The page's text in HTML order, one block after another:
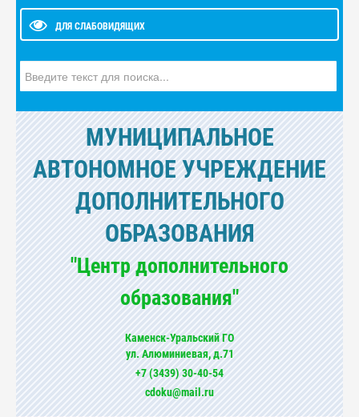
ДЛЯ СЛАБОВИДЯЩИХ
МУНИЦИПАЛЬНОЕ
АВТОНОМНОЕ УЧРЕЖДЕНИЕ
ДОПОЛНИТЕЛЬНОГО
ОБРАЗОВАНИЯ
"Центр дополнительного
образования"
Каменск-Уральский ГО
ул. Алюминиевая, д.71
+7 (3439) 30-40-54
cdoku@mail.ru